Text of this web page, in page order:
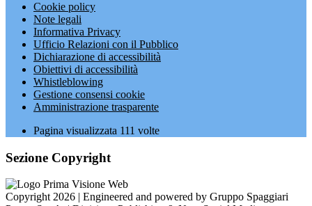
Cookie policy
Note legali
Informativa Privacy
Ufficio Relazioni con il Pubblico
Dichiarazione di accessibilità
Obiettivi di accessibilità
Whistleblowing
Gestione consensi cookie
Amministrazione trasparente
Pagina visualizzata 111 volte
Sezione Copyright
Copyright 2026 | Engineered and powered by Gruppo Spaggiari